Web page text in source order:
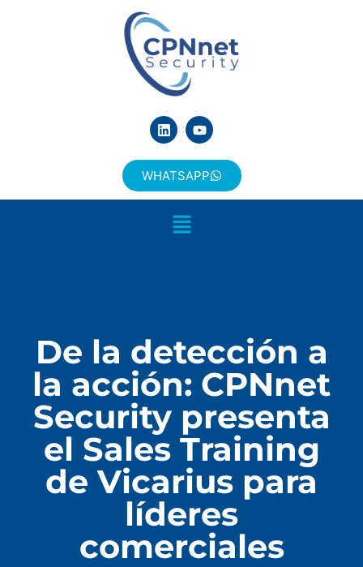
WHATSAPP
De la detección a
la acción: CPNnet
Security presenta
el Sales Training
de Vicarius para
líderes
comerciales